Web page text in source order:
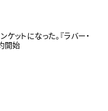
ットになった。『ラバー・
開始